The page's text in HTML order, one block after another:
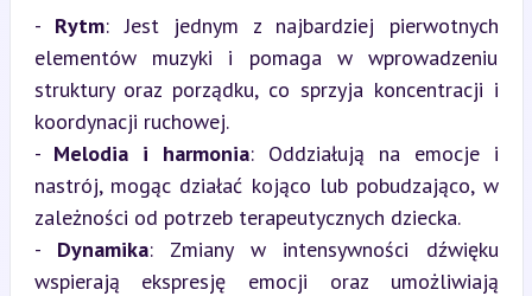
- Rytm: Jest jednym z najbardziej pierwotnych
elementów muzyki i pomaga w wprowadzeniu
struktury oraz porządku, co sprzyja koncentracji i
koordynacji ruchowej.
- Melodia i harmonia: Oddziałują na emocje i
nastrój, mogąc działać kojąco lub pobudzająco, w
zależności od potrzeb terapeutycznych dziecka.
- Dynamika: Zmiany w intensywności dźwięku
wspierają ekspresję emocji oraz umożliwiają